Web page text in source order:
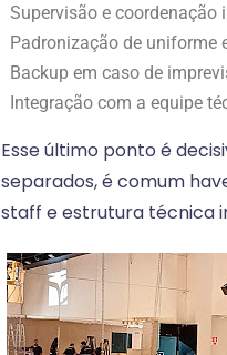
Supervisão e coordenação
Padronização de uniforme
Backup em caso de
Integração com a equipe
Esse último ponto é
separados, é comum
staff e estrutura técnica